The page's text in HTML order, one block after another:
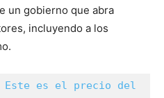
un gobierno que abra
incluyendo a los
Este es el precio del